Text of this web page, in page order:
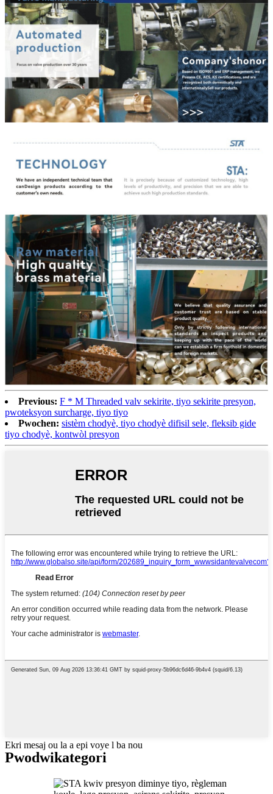
Previous: F * M Threaded valv sekirite, tiyo sekirite presyon,
pwoteksyon surcharge, tiyo tiyo
Pwochen: sistèm chodyè, tiyo chodyè difisil sele, fleksib gide
tiyo chodyè, kontwòl presyon
Ekri mesaj ou la a epi voye l ba nou
Pwodwikategori